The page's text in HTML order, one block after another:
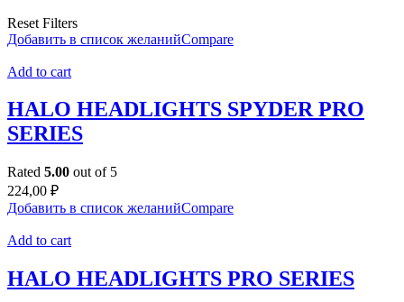
Reset Filters
Добавить в список желанийCompare
Add to cart
HALO HEADLIGHTS SPYDER PRO
SERIES
Rated 5.00 out of 5
224,00 ₽
Добавить в список желанийCompare
Add to cart
HALO HEADLIGHTS PRO SERIES